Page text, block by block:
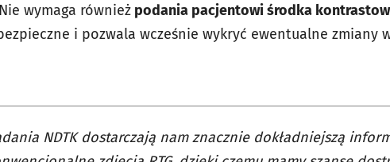
wymaga również podania pacjentowi środka
i pozwala wcześnie wykryć ewentualne zmiany
NDTK dostarczają nam znacznie dokładniejszą